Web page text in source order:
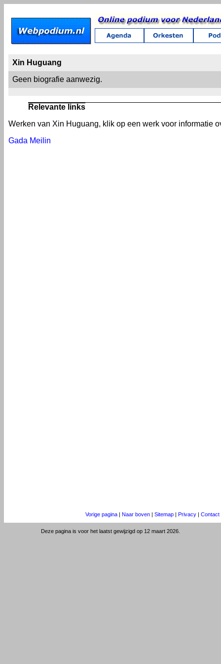
Xin Huguang
Geen biografie aanwezig.
Relevante links
Werken van Xin Huguang, klik op een werk voor informatie
Gada Meilin
Vorige pagina | Naar boven | Sitemap | Privacy | Contact
Deze pagina is voor het laatst gewijzigd op 12 maart 2026.